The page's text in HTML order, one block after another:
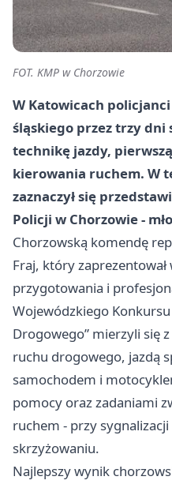
FOT. KMP w Chorzowie
W Katowicach
śląskiego przez trzy dni
technikę jazdy,
kierowania ruchem. W
zaznaczył się
Policji w Chorzowie -
Chorzowską komendę
Fraj, który
przygotowania i
Wojewódzkiego Konkursu
Drogowego” mierzyli się
ruchu drogowego, jazdą
samochodem i
pomocy oraz zadaniami
ruchem - przy
skrzyżowaniu.
Najlepszy wynik